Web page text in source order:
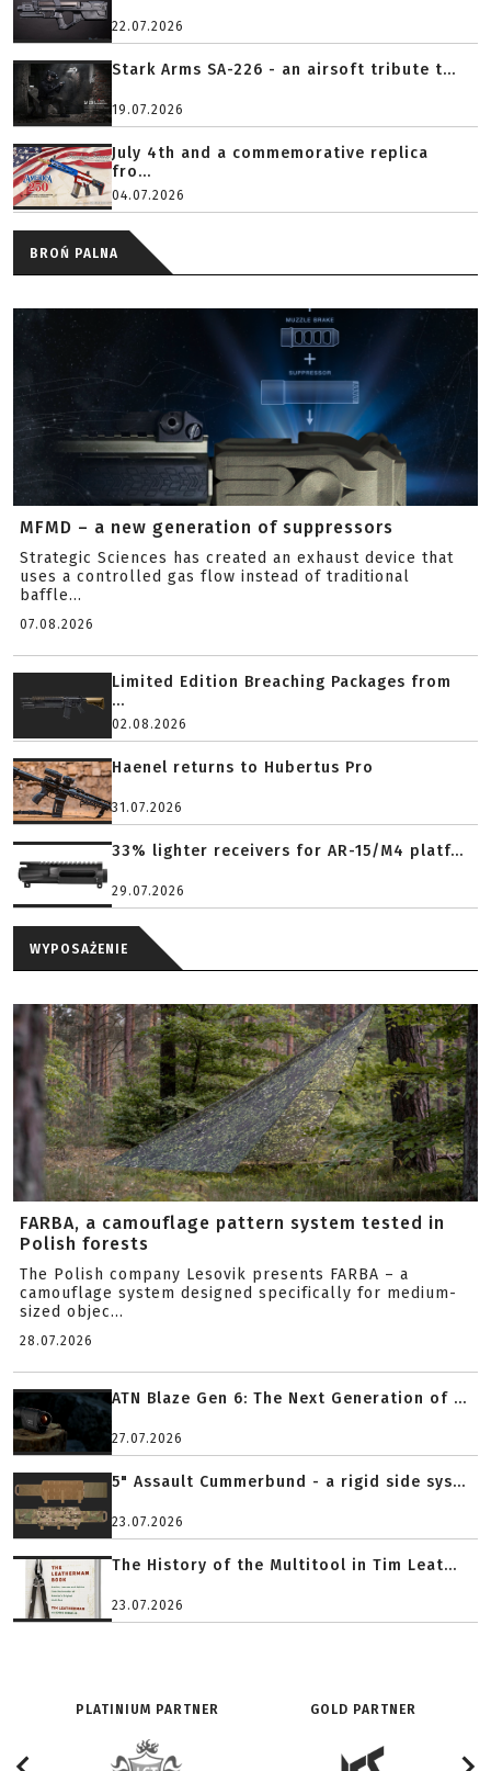
22.07.2026
Stark Arms SA-226 - an airsoft tribute t...
19.07.2026
July 4th and a commemorative replica
fro...
04.07.2026
BROŃ PALNA
MFMD – a new generation of suppressors
Strategic Sciences has created an exhaust device that
uses a controlled gas flow instead of traditional
baffle...
07.08.2026
Limited Edition Breaching Packages from
...
02.08.2026
Haenel returns to Hubertus Pro
31.07.2026
33% lighter receivers for AR-15/M4 platf...
29.07.2026
WYPOSAŻENIE
FARBA, a camouflage pattern system tested in
Polish forests
The Polish company Lesovik presents FARBA – a
camouflage system designed specifically for medium-
sized objec...
28.07.2026
ATN Blaze Gen 6: The Next Generation of ...
27.07.2026
5" Assault Cummerbund - a rigid side sys...
23.07.2026
The History of the Multitool in Tim Leat...
23.07.2026
PLATINIUM PARTNER GOLD PARTNER